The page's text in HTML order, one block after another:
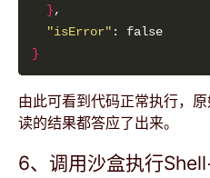
}
"isError"
}
由此可看到代码正常执行，
读的结果都答应了出来。
6、调用沙盒执行